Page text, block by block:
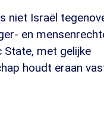
niet Israël
en
State, met gelijke
houdt eraan